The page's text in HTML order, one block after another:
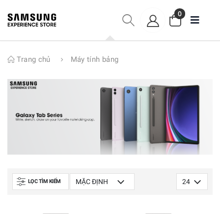
0
Trang chủ Máy tính bảng
LỌC TÌM KIẾM